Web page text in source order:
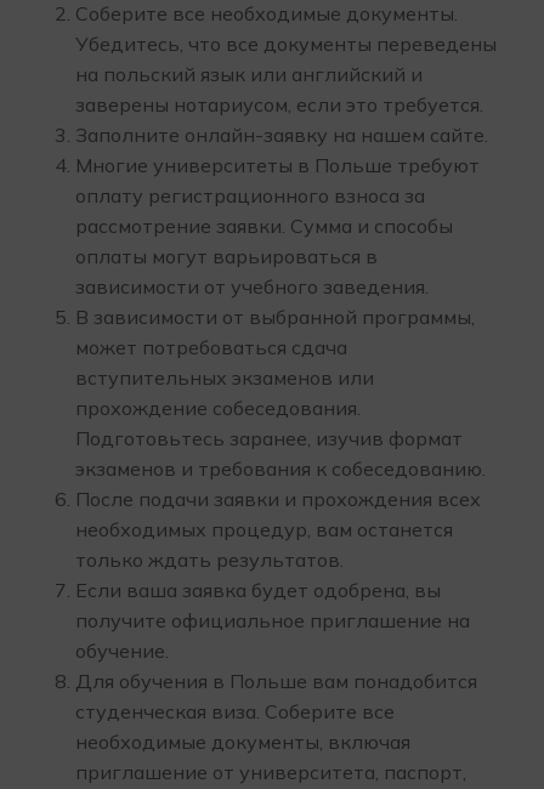
Соберите все необходимые документы.
Убедитесь, что все документы переведены
на польский язык или английский и
заверены нотариусом, если это требуется.
Заполните онлайн-заявку на нашем сайте.
Многие университеты в Польше требуют
оплату регистрационного взноса за
рассмотрение заявки. Сумма и способы
оплаты могут варьироваться в
зависимости от учебного заведения.
В зависимости от выбранной программы,
может потребоваться сдача
вступительных экзаменов или
прохождение собеседования.
Подготовьтесь заранее, изучив формат
экзаменов и требования к собеседованию.
После подачи заявки и прохождения всех
необходимых процедур, вам останется
только ждать результатов.
Если ваша заявка будет одобрена, вы
получите официальное приглашение на
обучение.
Для обучения в Польше вам понадобится
студенческая виза. Соберите все
необходимые документы, включая
приглашение от университета, паспорт,